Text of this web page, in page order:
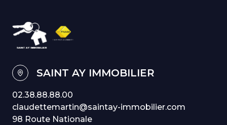
SAINT AY IMMOBILIER
02.38.88.88.00
claudettemartin@saintay-immobilier.com
98 Route Nationale